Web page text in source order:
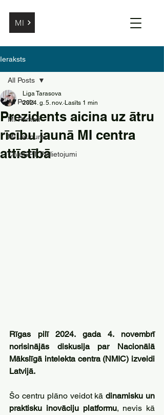
MI
Ieraksts
All Posts
MI Pamati
MI Jaunumi
ChatGPT Pielietojumi
All Posts
Prezidents aicina uz ātru
rīcību jaunā MI centra
attīstībā
Liga Tarasova
2024. g. 5. nov. Lasīts 1 min
Rīgas pilī 2024. gada 4. novembrī
norisinājās diskusija par Nacionālā
Mākslīgā intelekta centra (NMIC) izveidi
Latvijā.
Šo centru plāno veidot kā dinamisku un
praktisku inovāciju platformu, nevis kā